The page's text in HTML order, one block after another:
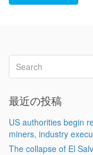
最近の投稿
US authorities begin
miners, industry
The collapse of El